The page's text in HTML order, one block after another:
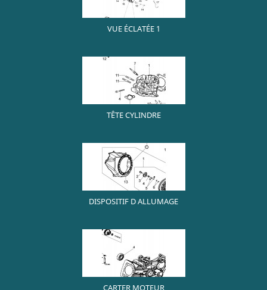
VUE ÉCLATÉE 1
TÊTE CYLINDRE
DISPOSITIF D ALLUMAGE
CARTER MOTEUR